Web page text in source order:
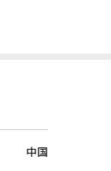
中国